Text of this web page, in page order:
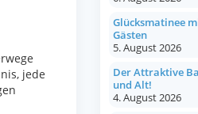
jede
Glücksmatinee
Gästen
5. August 2026
Der Attraktive
und Alt!
4. August 2026